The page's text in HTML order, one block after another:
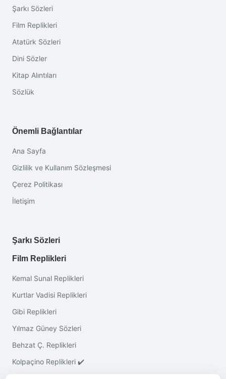
Şarkı Sözleri
Film Replikleri
Atatürk Sözleri
Dini Sözler
Kitap Alıntıları
Sözlük
Önemli Bağlantılar
Ana Sayfa
Gizlilik ve Kullanım Sözleşmesi
Çerez Politikası
İletişim
Şarkı Sözleri
Film Replikleri
Kemal Sunal Replikleri
Kurtlar Vadisi Replikleri
Gibi Replikleri
Yılmaz Güney Sözleri
Behzat Ç. Replikleri
Kolpaçino Replikleri ✔️